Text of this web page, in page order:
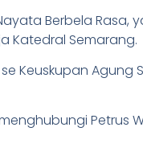
Berbela
Katedral Semarang.
Keuskupan
Petrus